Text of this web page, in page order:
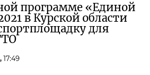
программе «Единой
в Курской области
для
17:49